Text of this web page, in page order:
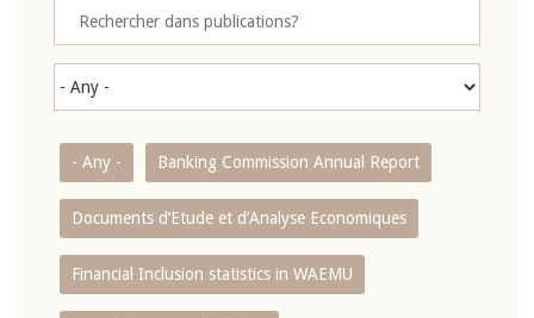
- Any - Banking Commission Annual Report
Documents d’Etude et d’Analyse Economiques
Financial Inclusion statistics in WAEMU